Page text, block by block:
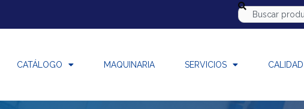
CATÁLOGO MAQUINARIA SERVICIOS CALIDAD